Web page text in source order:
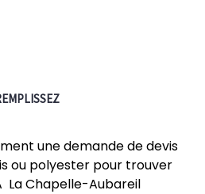
une demande de devis
ou polyester pour trouver
La Chapelle-Aubareil